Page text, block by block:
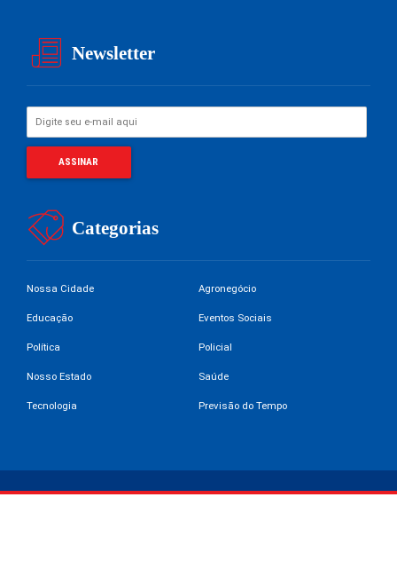
Newsletter
Categorias
Nossa Cidade Agronegócio
Educação Eventos Sociais
Política Policial
Nosso Estado Saúde
Tecnologia Previsão do Tempo